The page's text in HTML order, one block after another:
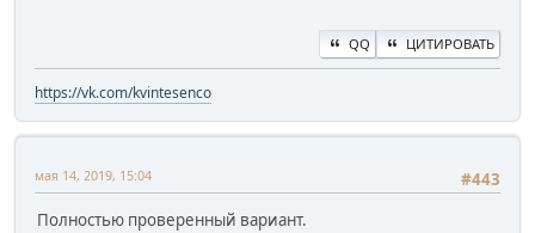
QQ ЦИТИРОВАТЬ
https://vk.com/kvintesenco
#443
мая 14, 2019, 15:04
Полностью проверенный вариант.